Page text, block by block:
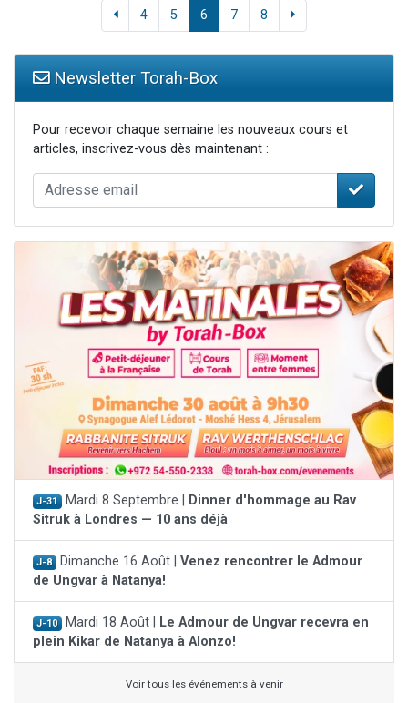
4 5 6 7 8
Newsletter Torah-Box
Pour recevoir chaque semaine les nouveaux cours et
articles, inscrivez-vous dès maintenant :
J-31 Mardi 8 Septembre |
Dinner d'hommage au Rav
Sitruk à Londres — 10 ans déjà
J-8 Dimanche 16 Août | Venez rencontrer le Admour
de Ungvar à Natanya!
J-10 Mardi 18 Août |
Le Admour de Ungvar recevra en
plein Kikar de Natanya à Alonzo!
Voir tous les événements à venir